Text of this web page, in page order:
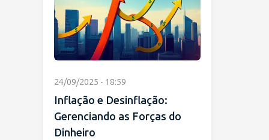
24/09/2025 - 18:59
Inflação e Desinflação:
Gerenciando as Forças do
Dinheiro